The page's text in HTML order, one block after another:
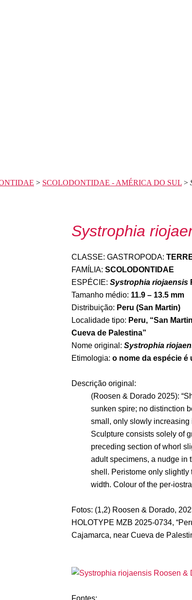
> SCOLODONTIDAE - AMÉRICA DO SUL >
Systrophia
CLASSE: GASTROPODA:
FAMÍLIA: SCOLODONTIDAE
ESPÉCIE: Systrophia riojaensis
Tamanho médio: 11.9 – 13.5 mm
Distribuição: Peru (San Martin)
Localidade tipo: Peru, “San
Cueva de Palestina”
Nome original: Systrophia
Etimologia: o nome da espécie é
Descrição original:
(Roosen & Dorado 2025):
sunken spire; no distinction
small, only slowly increasing
Sculpture consists solely of
preceding section of whorl
adult specimens, a nudge in
shell. Peristome only slightly
width. Colour of the per-
Fotos: (1,2) Roosen & Dorado,
HOLOTYPE MZB 2025-0734,
Cajamarca, near Cueva de
Fontes: